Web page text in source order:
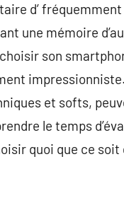
d’
une mémoire
son
et softs,
le temps
quoi que ce